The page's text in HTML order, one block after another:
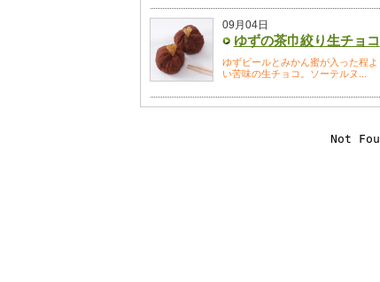
09月04日
ゆずの茶巾絞り生チョコ
ゆずピールとみかん蜜が入った程よ
い苦味の生チョコ。ソーテルヌ...